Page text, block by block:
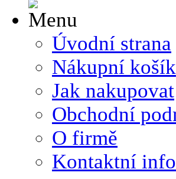
Úvodní strana
Nákupní košík
Jak nakupovat
Obchodní
O firmě
Kontaktní